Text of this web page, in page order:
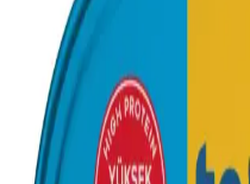
Konserve Sardalyeyi
Yöntemleri ve Sağlıklı
Konserve sardalyenin tadını
çeşitli tüketim yöntemleri
kullanımıyla sardalya, farklı